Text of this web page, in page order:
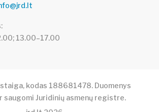
13.00–17.00
kodas 188681478. Duomenys
saugomi Juridinių asmenų registre.